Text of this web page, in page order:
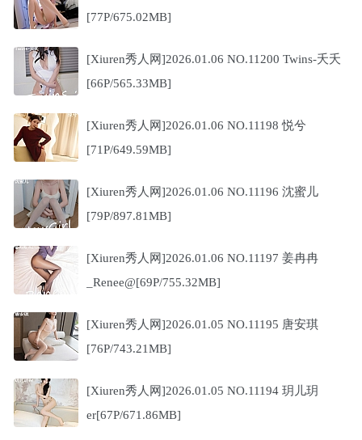
[77P/675.02MB]
[Xiuren秀人网]2026.01.06 NO.11200 Twins-夭夭
[66P/565.33MB]
[Xiuren秀人网]2026.01.06 NO.11198 悦兮
[71P/649.59MB]
[Xiuren秀人网]2026.01.06 NO.11196 沈蜜儿
[79P/897.81MB]
[Xiuren秀人网]2026.01.06 NO.11197 姜冉冉
_Renee@[69P/755.32MB]
[Xiuren秀人网]2026.01.05 NO.11195 唐安琪
[76P/743.21MB]
[Xiuren秀人网]2026.01.05 NO.11194 玥儿玥
er[67P/671.86MB]